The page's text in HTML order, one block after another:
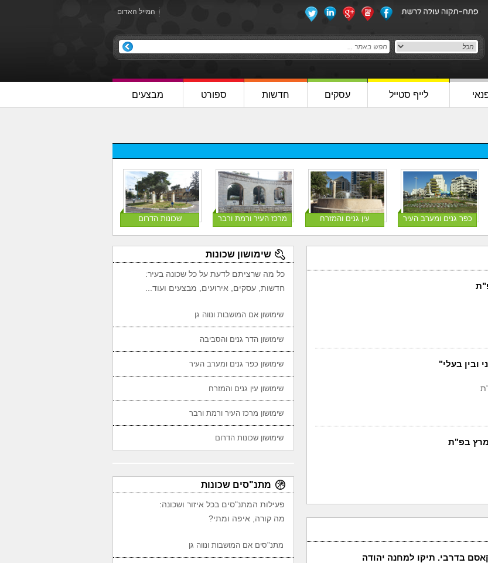
המייל האדום
לייף סטייל עסקים חדשות ספורט מבצעים
כפר גנים ומערב העיר עין גנים והמזרח מרכז העיר ורמת ורבר שכונות הדרום
ובין בעלי"
מרץ בפ"ת
בדרבי. תיקו למחנה יהודה
שימושון שכונות
כל מה שרציתם לדעת על כל שכונה בעיר:
חדשות, עסקים, אירועים, מבצעים ועוד...
שימושון אם המושבות ונווה גן
שימושון הדר גנים והסביבה
שימושון כפר גנים ומערב העיר
שימושון עין גנים והמזרח
שימושון מרכז העיר ורמת ורבר
שימושון שכונות הדרום
מתנ"סים שכונות
פעילות המתנ"סים בכל איזור ושכונה:
מה קורה, איפה ומתי?
מתנ"סים אם המושבות ונווה גן